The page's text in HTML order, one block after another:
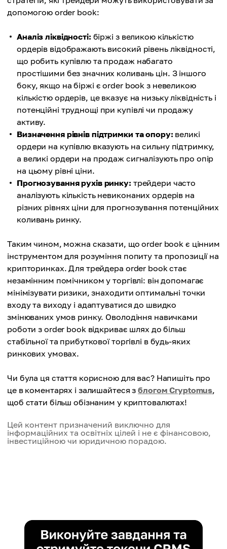
допомогою order book:
Аналіз ліквідності: біржі з великою кількістю
ордерів відображають високий рівень ліквідності,
що робить купівлю та продаж набагато
простішими без значних коливань цін. З іншого
боку, якщо на біржі є order book з невеликою
кількістю ордерів, це вказує на низьку ліквідність і
потенційні труднощі при купівлі чи продажу
активу.
Визначення рівнів підтримки та опору: великі
ордери на купівлю вказують на сильну підтримку,
а великі ордери на продаж сигналізують про опір
на цьому рівні ціни.
Прогнозування рухів ринку: трейдери часто
аналізують кількість невиконаних ордерів на
різних рівнях ціни для прогнозування потенційних
коливань ринку.
Таким чином, можна сказати, що order book є цінним
інструментом для розуміння попиту та пропозиції на
крипторинках. Для трейдера order book стає
незамінним помічником у торгівлі: він допомагає
мінімізувати ризики, знаходити оптимальні точки
входу та виходу і адаптуватися до швидко
змінюваних умов ринку. Оволодіння навичками
роботи з order book відкриває шлях до більш
стабільної та прибуткової торгівлі в будь-яких
ринкових умовах.
Чи була ця стаття корисною для вас? Напишіть про
це в коментарях і залишайтеся зблогом Cryptomus,
щоб стати більш обізнаним у криптовалютах!
Цей контент призначений виключно для
інформаційних та освітніх цілей і не є фінансовою,
інвестиційною чи юридичною порадою.